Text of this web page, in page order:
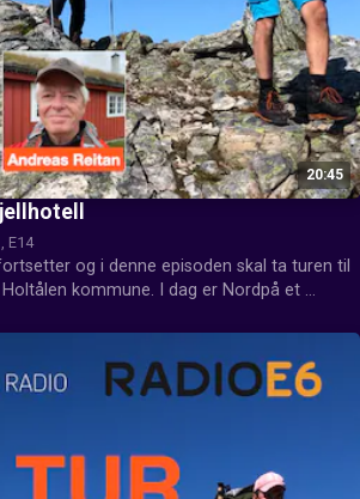
20:45
E14
og i denne episoden skal ta turen til
kommune. I dag er Nordpå et
Reitan.